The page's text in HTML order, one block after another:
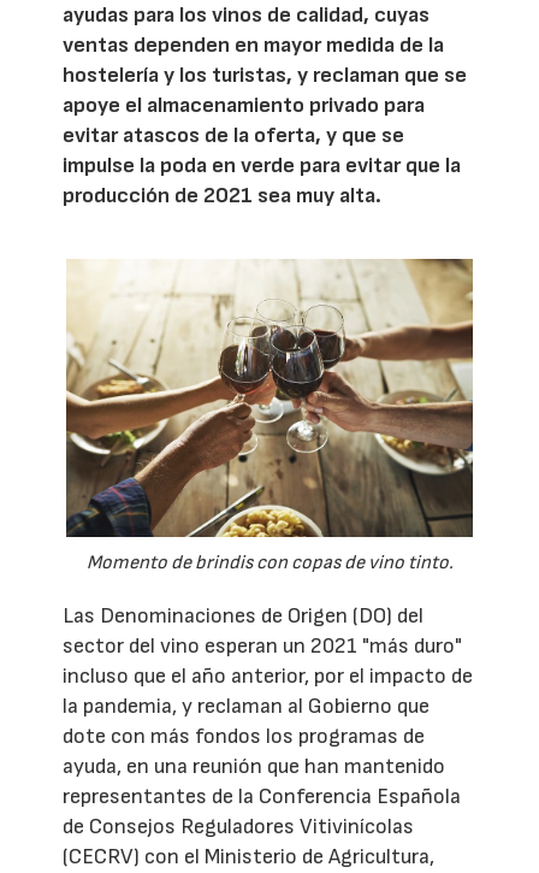
ayudas para los vinos de calidad, cuyas
ventas dependen en mayor medida de la
hostelería y los turistas, y reclaman que se
apoye el almacenamiento privado para
evitar atascos de la oferta, y que se
impulse la poda en verde para evitar que la
producción de 2021 sea muy alta.
Momento de brindis con copas de vino tinto.
Las Denominaciones de Origen (DO) del
sector del vino esperan un 2021 "más duro"
incluso que el año anterior, por el impacto de
la pandemia, y reclaman al Gobierno que
dote con más fondos los programas de
ayuda, en una reunión que han mantenido
representantes de la Conferencia Española
de Consejos Reguladores Vitivinícolas
(CECRV) con el Ministerio de Agricultura,